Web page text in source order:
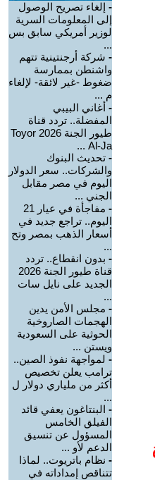
- إلغاء تصريح الوصول
إلى المعلومات السرية
لوزير أمريكي سابق بس
...
- شركة أرجنتينية تتهم
واشنطن بممارسة
ضغوط -غير لائقة- لإلغاء
م ...
- أغاني البيبي
المفضلة.. تردد قناة
طيور الجنة 2026 Toyor
Al-Ja ...
- تحديث البنوك
والشركات.. سعر الدولار
اليوم في مصر مقابل
الجني ...
-
مفاجأة في عيار 21
اليوم.. تراجع جديد في
أسعار الذهب بمصر وتح
...
- بدون انقطاع.. تردد
قناة طيور الجنة 2026
الجديد على نايل سات
...
- مجلس الأمن يدين
الهجمات الصاروخية
الحوثية على السعودية
ويستن ...
- لمواجهة نفوذ الصين..
ترامب يعلن تخصيص
أكثر من ملياري دولار ل
...
- البنتاغون يعفي قائد
الفيلق الخامس
المسؤول عن تنسيق
الدعم لأو ...
- نظام باتريوت.. لماذا
تتناقص إمداداته في